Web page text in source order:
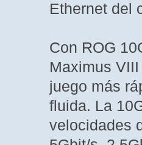
Ethernet del
Con ROG
Maximus
juego más
fluida. La
velocidades